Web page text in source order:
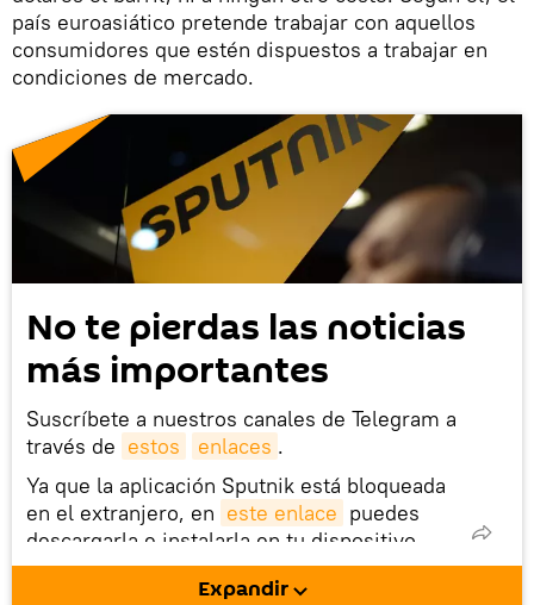
país euroasiático pretende trabajar con aquellos
consumidores que estén dispuestos a trabajar en
condiciones de mercado.
No te pierdas las noticias
más importantes
Suscríbete a nuestros canales de Telegram a
través de estos enlaces .
Ya que la aplicación Sputnik está bloqueada
en el extranjero, en este enlace puedes
descargarla e instalarla en tu dispositivo
móvil (¡solo para Android!).
Expandir